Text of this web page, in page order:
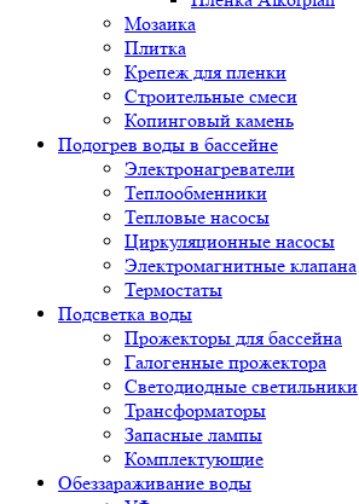
Мозаика
Плитка
Крепеж для пленки
Строительные смеси
Копинговый камень
Подогрев воды в бассейне
Электронагреватели
Теплообменники
Тепловые насосы
Циркуляционные насосы
Электромагнитные клапана
Термостаты
Подсветка воды
Прожекторы для бассейна
Галогенные прожектора
Светодиодные светильники
Трансформаторы
Запасные лампы
Комплектующие
Обеззараживание воды